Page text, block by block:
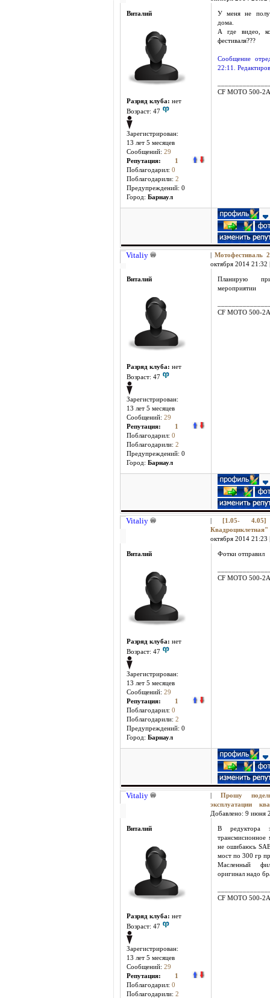
Виталий
Разряд клуба: нет
Возраст: 47
Зарегистрирован:
13 лет 5 месяцев
Сообщений: 29
Репутация:
1
Поблагодарил: 0
Поблагодарили: 2
Предупреждений: 0
Город: Барнаул
У меня не
дома.
А где видео,
фестиваля???
Сообщение
22:11.
CF MOTO 500-2A
Vitaliy |Мотофестиваль
октября 2014 21:32 |
Виталий
Разряд клуба: нет
Возраст: 47
Зарегистрирован:
13 лет 5 месяцев
Сообщений: 29
Репутация:
1
Поблагодарил: 0
Поблагодарили: 2
Предупреждений: 0
Город: Барнаул
Планирую
мероприятии
CF MOTO 500-2A
Vitaliy
[1.05- 4.05]
октября 2014 21:23 |
Виталий
Разряд клуба: нет
Возраст: 47
Зарегистрирован:
13 лет 5 месяцев
Сообщений: 29
Репутация:
1
Поблагодарил: 0
Поблагодарили: 2
Предупреждений: 0
Город: Барнаул
Фотки отправил
CF MOTO 500-2A
Vitaliy |Прошу
эксплуатации
Добавлено: 9 июня
Виталий
Разряд клуба: нет
Возраст: 47
Зарегистрирован:
13 лет 5 месяцев
Сообщений: 29
Репутация:
1
Поблагодарил: 0
Поблагодарили: 2
В редуктора
трансмисионное
не ошибаюсь
мост по 300 гр
Масленный
оригинал надо
CF MOTO 500-2A